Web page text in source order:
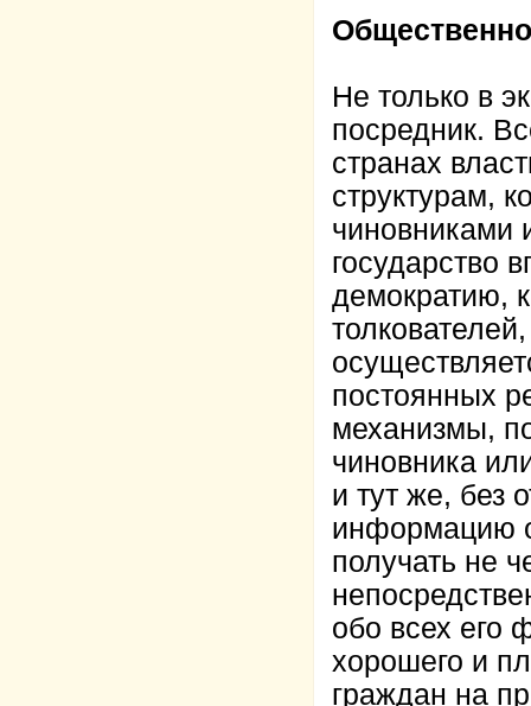
Не только в
посредник.
странах
структурам,
чиновниками
государство
демократию,
постоянных
механизмы,
чиновника
и тут же, без
информацию
получать не
обо всех его
хорошего и
граждан на